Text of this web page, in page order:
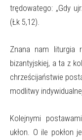
trędowatego: „Gdy
(Łk 5,12).
Znana nam liturgia
bizantyjskiej, a ta z
chrześcijaństwie
modlitwy
Kolejnymi
ukłon. O ile pokłon